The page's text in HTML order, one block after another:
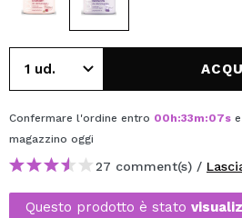
Confermare l'ordine entro 00h:33m:06se
magazzino oggi
27 comment(s) /
Questo prodotto è stato